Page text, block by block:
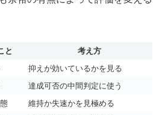
と
考え方
抑えが効いているかを見る
達成可否の中間判定に使う
維持か失速かを見極める